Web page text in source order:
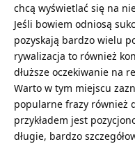
chcą wyświetlać się na
Jeśli bowiem odniosą
pozyskają bardzo wielu
rywalizacja to również
dłuższe oczekiwanie na
Warto w tym miejscu
popularne frazy również
przykładem jest
długie, bardzo